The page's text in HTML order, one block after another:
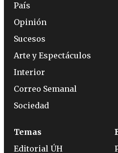
País
Opinión
Sucesos
Arte y Espectáculos
Interior
Correo Semanal
Sociedad
Temas
Editorial ÚH